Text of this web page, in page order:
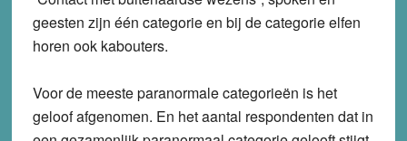
geesten zijn één categorie en bij de categorie elfen
horen ook kabouters.
Voor de meeste paranormale categorieën is het
geloof afgenomen. En het aantal respondenten dat in